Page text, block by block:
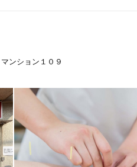
ンション１０９